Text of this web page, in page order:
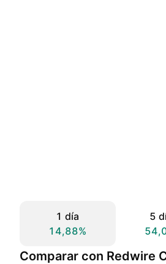
1 día
14,88%
5
Comparar con Redwire